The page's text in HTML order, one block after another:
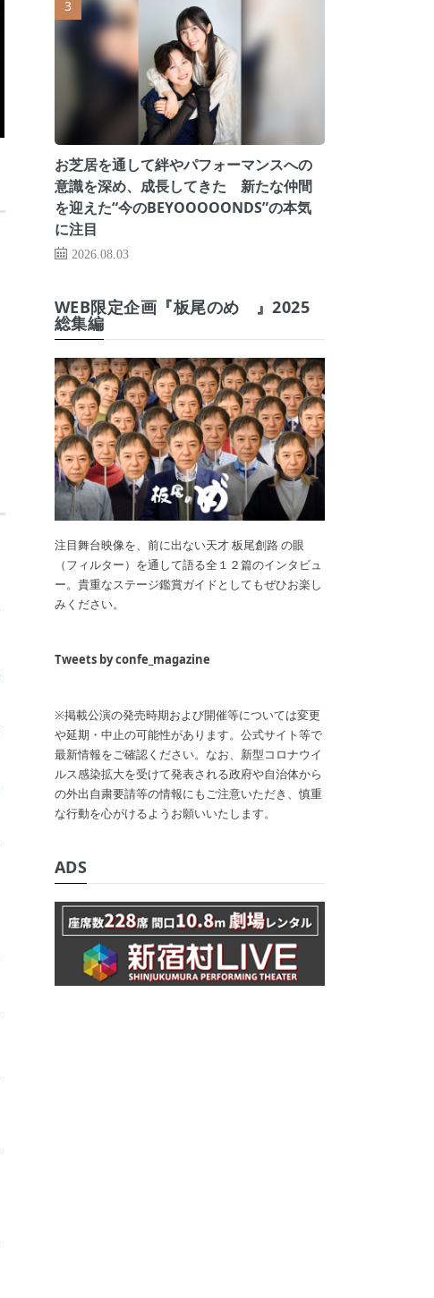
お芝居を通して絆やパフォーマンスへの
意識を深め、成長してきた 新たな仲間
を迎えた“今のBEYOOOOONDS”の本気
に注目
2026.08.03
WEB限定企画『板尾のめ゙』2025
総集編
注目舞台映像を、前に出ない天才 板尾創路 の眼
（フィルター）を通して語る全１２篇のインタビュ
ー。貴重なステージ鑑賞ガイドとしてもぜひお楽し
みください。
Tweets by confe_magazine
※掲載公演の発売時期および開催等については変更
や延期・中止の可能性があります。公式サイト等で
最新情報をご確認ください。なお、新型コロナウイ
ルス感染拡大を受けて発表される政府や自治体から
の外出自粛要請等の情報にもご注意いただき、慎重
な行動を心がけるようお願いいたします。
ADS